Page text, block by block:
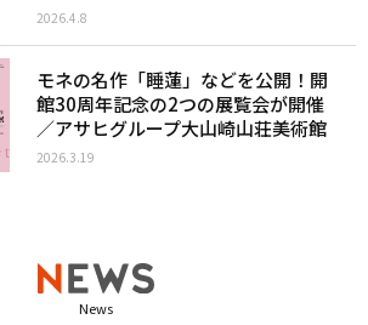
2026.4.8
モネの名作「睡蓮」などを公開！開
館30周年記念の2つの展覧会が開催
／アサヒグループ大山崎山荘美術館
2026.3.19
News